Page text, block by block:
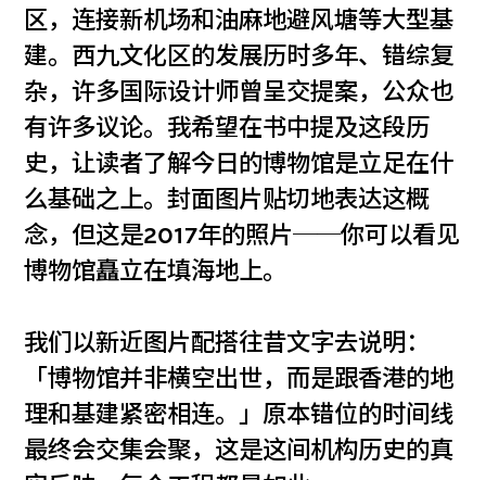
区，连接新机场和油麻地避风塘等大型基
建。西九文化区的发展历时多年、错综复
杂，许多国际设计师曾呈交提案，公众也
有许多议论。我希望在书中提及这段历
史，让读者了解今日的博物馆是立足在什
么基础之上。封面图片贴切地表达这概
念，但这是2017年的照片──你可以看见
博物馆矗立在填海地上。
我们以新近图片配搭往昔文字去说明：
「博物馆并非横空出世，而是跟香港的地
理和基建紧密相连。」原本错位的时间线
最终会交集会聚，这是这间机构历史的真